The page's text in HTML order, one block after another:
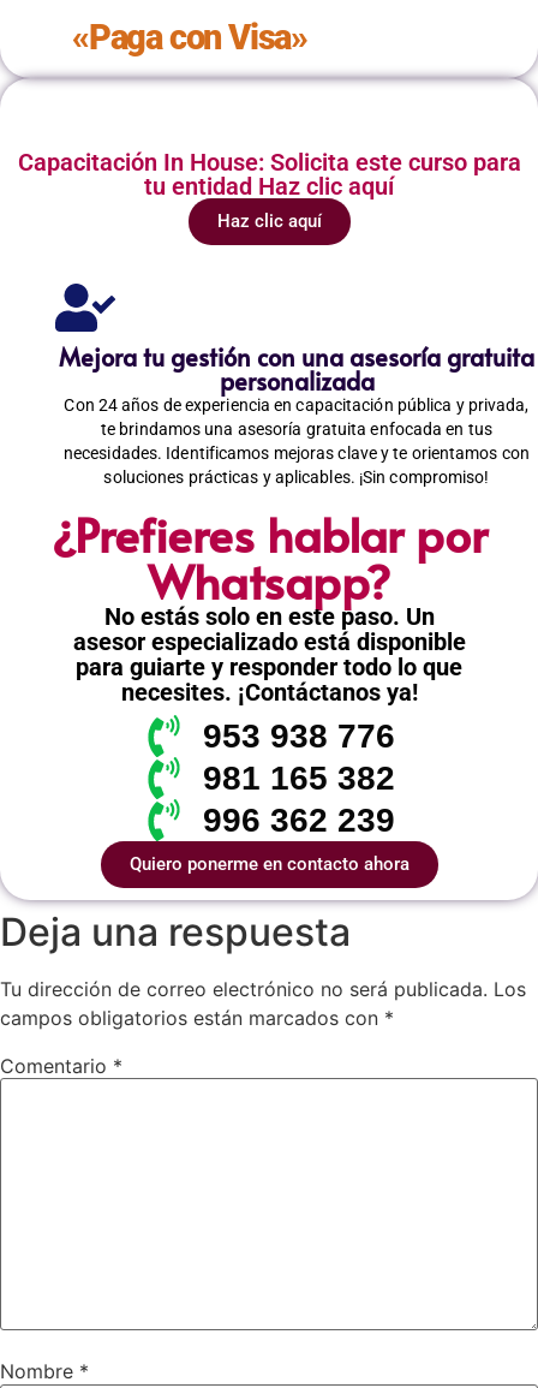
«Paga con Visa»
Capacitación In House: Solicita este curso para
tu entidad Haz clic aquí
Haz clic aquí
Mejora tu gestión con una asesoría gratuita
personalizada
Con 24 años de experiencia en capacitación pública y privada,
te brindamos una asesoría gratuita enfocada en tus
necesidades. Identificamos mejoras clave y te orientamos con
soluciones prácticas y aplicables. ¡Sin compromiso!
¿Prefieres hablar por
Whatsapp?
No estás solo en este paso. Un
asesor especializado está disponible
para guiarte y responder todo lo que
necesites. ¡Contáctanos ya!
953 938 776
981 165 382
996 362 239
Quiero ponerme en contacto ahora
Deja una respuesta
Tu dirección de correo electrónico no será publicada. Los
campos obligatorios están marcados con *
Comentario *
Nombre *